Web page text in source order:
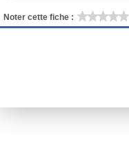
Noter cette fiche :